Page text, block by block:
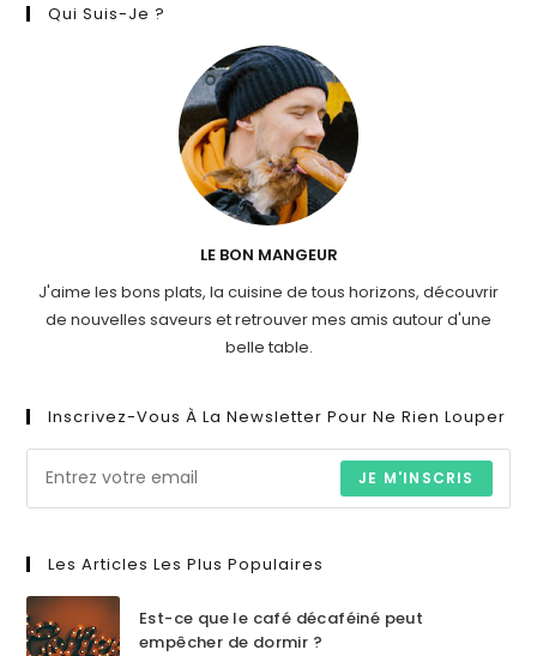
Qui Suis-Je ?
LE BON MANGEUR
J'aime les bons plats, la cuisine de tous horizons, découvrir
de nouvelles saveurs et retrouver mes amis autour d'une
belle table.
Inscrivez-Vous À La Newsletter Pour Ne Rien Louper
JE M'INSCRIS
Les Articles Les Plus Populaires
Est-ce que le café décaféiné peut
empêcher de dormir ?